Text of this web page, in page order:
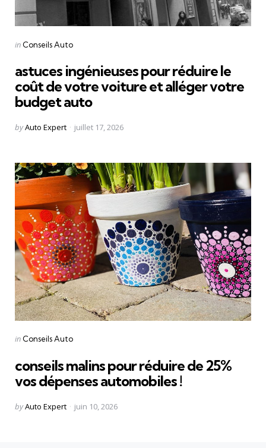
Categories
Posted
in Conseils Auto
astuces ingénieuses pour réduire le
coût de votre voiture et alléger votre
budget auto
Posted
byAuto Expert juillet 17, 2026
Categories
Posted
in Conseils Auto
conseils malins pour réduire de 25%
vos dépenses automobiles !
Posted
byAuto Expert juin 10, 2026